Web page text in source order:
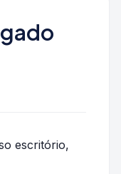
escritório,